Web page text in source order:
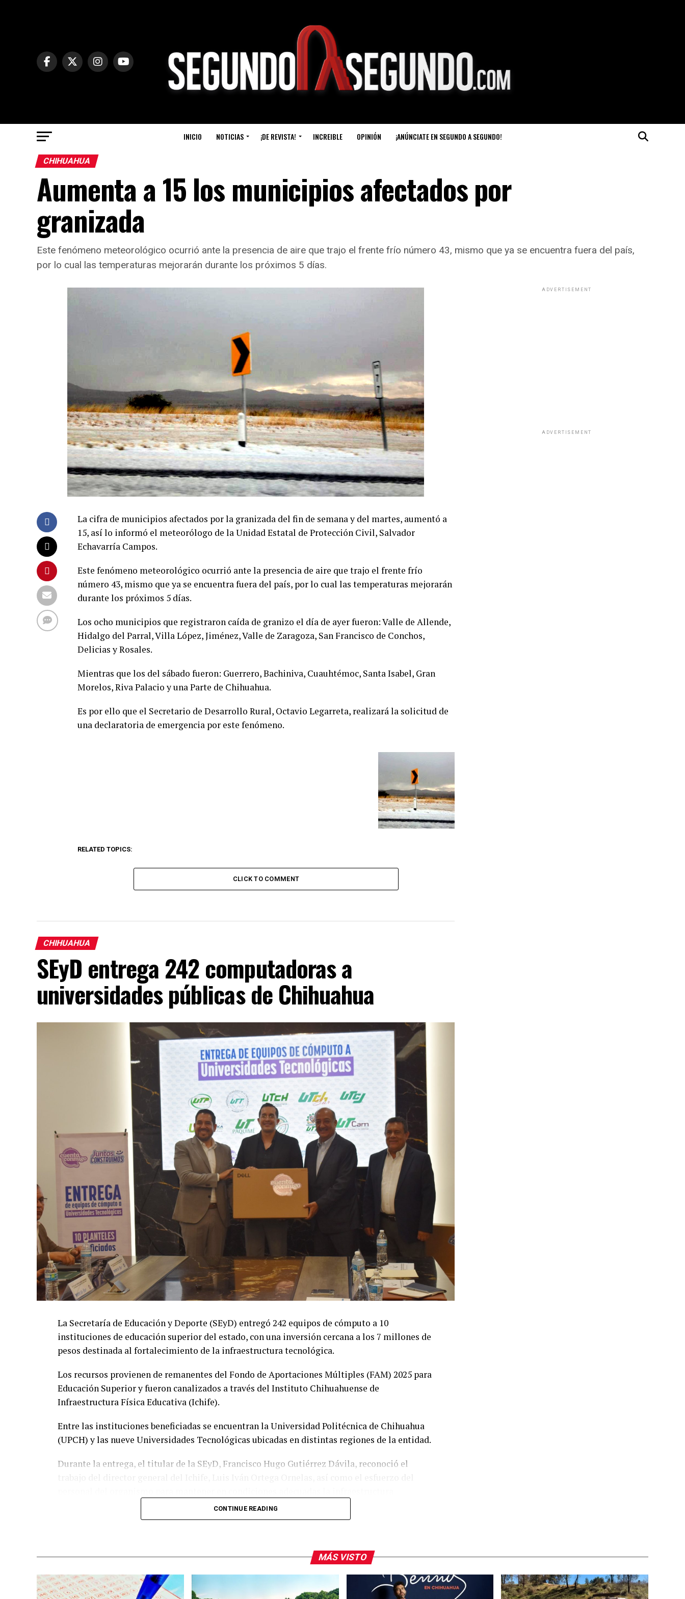
INICIO NOTICIAS ¡DE REVISTA! INCREIBLE OPINIÓN ¡ANÚNCIATE EN SEGUNDO A SEGUNDO!
CHIHUAHUA
Aumenta a 15 los municipios afectados por
granizada
Este fenómeno meteorológico ocurrió ante la presencia de aire que trajo el frente frío número 43, mismo que ya se encuentra fuera del país,
por lo cual las temperaturas mejorarán durante los próximos 5 días.
La cifra de municipios afectados por la granizada del fin de semana y del martes, aumentó a
15, así lo informó el meteorólogo de la Unidad Estatal de Protección Civil, Salvador
Echavarría Campos.
Este fenómeno meteorológico ocurrió ante la presencia de aire que trajo el frente frío
número 43, mismo que ya se encuentra fuera del país, por lo cual las temperaturas mejorarán
durante los próximos 5 días.
Los ocho municipios que registraron caída de granizo el día de ayer fueron: Valle de Allende,
Hidalgo del Parral, Villa López, Jiménez, Valle de Zaragoza, San Francisco de Conchos,
Delicias y Rosales.
Mientras que los del sábado fueron: Guerrero, Bachiniva, Cuauhtémoc, Santa Isabel, Gran
Morelos, Riva Palacio y una Parte de Chihuahua.
Es por ello que el Secretario de Desarrollo Rural, Octavio Legarreta, realizará la solicitud de
una declaratoria de emergencia por este fenómeno.
RELATED TOPICS:
CLICK TO COMMENT
CHIHUAHUA
SEyD entrega 242 computadoras a
universidades públicas de Chihuahua
La Secretaría de Educación y Deporte (SEyD) entregó 242 equipos de cómputo a 10
instituciones de educación superior del estado, con una inversión cercana a los 7 millones de
pesos destinada al fortalecimiento de la infraestructura tecnológica.
Los recursos provienen de remanentes del Fondo de Aportaciones Múltiples (FAM) 2025 para
Educación Superior y fueron canalizados a través del Instituto Chihuahuense de
Infraestructura Física Educativa (Ichife).
Entre las instituciones beneficiadas se encuentran la Universidad Politécnica de Chihuahua
(UPCH) y las nueve Universidades Tecnológicas ubicadas en distintas regiones de la entidad.
Durante la entrega, el titular de la SEyD, Francisco Hugo Gutiérrez Dávila, reconoció el
del mercado laboral.
«Fortalecer la infraestructura nos permite ofrecer herramientas tecnológicas de vanguardia,
mejorar los perfiles de egreso y responder con mayor oportunidad a las demandas del sector
CONTINUE READING
ADVERTISEMENT
ADVERTISEMENT
MÁS VISTO